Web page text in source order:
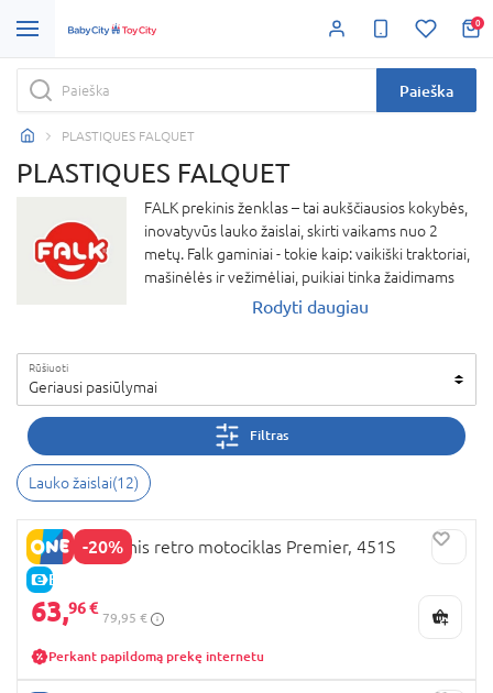
0
Paieška
PLASTIQUES FALQUET
PLASTIQUES FALQUET
FALK prekinis ženklas – tai aukščiausios kokybės,
inovatyvūs lauko žaislai, skirti vaikams nuo 2
metų. Falk gaminiai - tokie kaip: vaikiški traktoriai,
mašinėlės ir vežimėliai, puikiai tinka žaidimams
lauke, skatina aktyvų judėjimą, vaizduotę ir
tėvams, norintiems suteikti vaikams linksmas
lauko pramogas!
Rodyti daugiau
Rūšiuoti
Geriausi pasiūlymai
Filtras
Lauko žaislai(12)
-20%
E-KAINA
FALK balancinis retro motociklas Premier, 451S
63,96 €
79,95 €
Perkant papildomą prekę internetu